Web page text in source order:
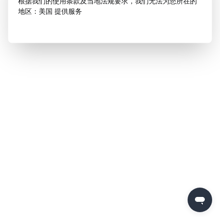
地区：美国 提供服务